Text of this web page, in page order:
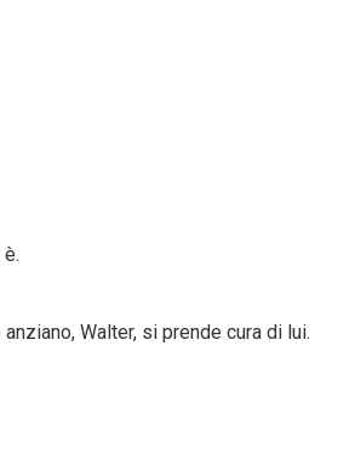
Walter, si prende cura di lui.